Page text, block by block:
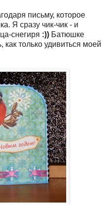
письму, которое
Я сразу чик-чик - и
снегиря :)) Батюшке
как только удивиться моей